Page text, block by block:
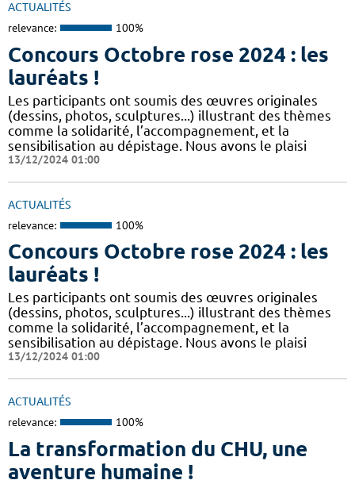
ACTUALITÉS
relevance: 100%
Concours Octobre rose 2024 : les
lauréats !
Les participants ont soumis des œuvres originales
(dessins, photos, sculptures...) illustrant des thèmes
comme la solidarité, l’accompagnement, et la
sensibilisation au dépistage. Nous avons le plaisi
13/12/2024 01:00
ACTUALITÉS
relevance: 100%
Concours Octobre rose 2024 : les
lauréats !
Les participants ont soumis des œuvres originales
(dessins, photos, sculptures...) illustrant des thèmes
comme la solidarité, l’accompagnement, et la
sensibilisation au dépistage. Nous avons le plaisi
13/12/2024 01:00
ACTUALITÉS
relevance: 100%
La transformation du CHU, une
aventure humaine !